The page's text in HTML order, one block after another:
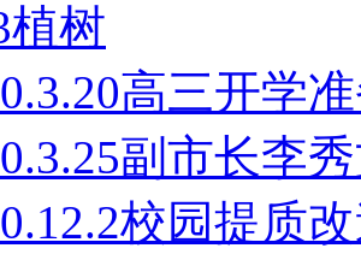
植树
高三开学
副市长李
校园提质